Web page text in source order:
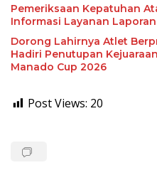
Pemeriksaan Kepatuhan
Informasi Layanan
Dorong Lahirnya Atlet
Hadiri Penutupan
Manado Cup 2026
Post Views: 20